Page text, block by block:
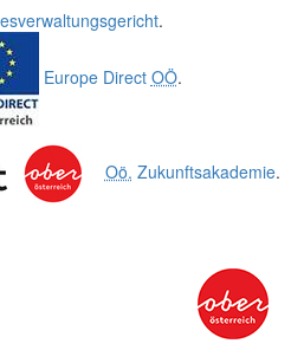
.
Europe Direct OÖ.
Oö. Zukunftsakademie.